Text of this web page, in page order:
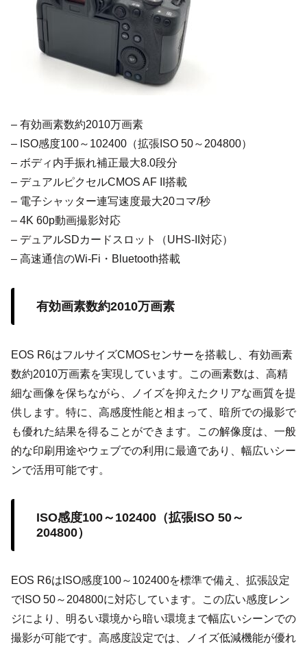
– 有効画素数約2010万画素
– ISO感度100～102400（拡張ISO 50～204800）
– ボディ内手振れ補正最大8.0段分
– デュアルピクセルCMOS AF II搭載
– 電子シャッター連写速度最大20コマ/秒
– 4K 60p動画撮影対応
– デュアルSDカードスロット（UHS-II対応）
– 高速通信のWi-Fi・Bluetooth搭載
有効画素数約2010万画素
EOS R6はフルサイズCMOSセンサーを搭載し、有効画素
数約2010万画素を実現しています。この画素数は、高精
細な画像を保ちながら、ノイズを抑えたクリアな画質を提
供します。特に、高感度性能と相まって、暗所での撮影で
も優れた結果を得ることができます。この解像度は、一般
的な印刷用途やウェブでの利用に最適であり、幅広いシー
ンで活用可能です。
ISO感度100～102400（拡張ISO 50～
204800）
EOS R6はISO感度100～102400を標準で備え、拡張設定
でISO 50～204800に対応しています。この広い感度レン
ジにより、明るい環境から暗い環境まで幅広いシーンでの
撮影が可能です。高感度設定では、ノイズ低減機能が優れ